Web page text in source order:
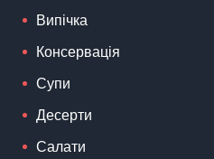
Випічка
Консервація
Супи
Десерти
Салати